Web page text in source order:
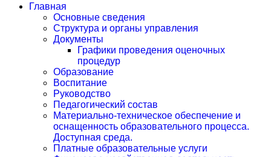
Главная
Основные сведения
Структура и органы управления
Документы
Графики проведения оценочных
процедур
Образование
Воспитание
Руководство
Педагогический состав
Материально-техническое обеспечение и
оснащенность образовательного процесса.
Доступная среда.
Платные образовательные услуги